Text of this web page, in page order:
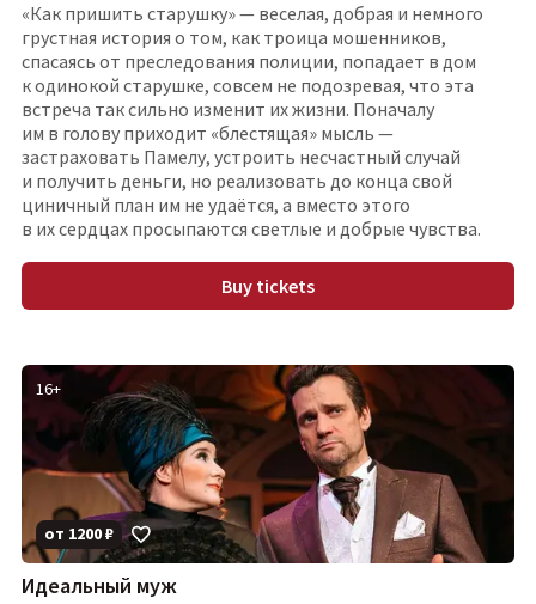
«Как пришить старушку» — веселая, добрая и немного
грустная история о том, как троица мошенников,
спасаясь от преследования полиции, попадает в дом
к одинокой старушке, совсем не подозревая, что эта
встреча так сильно изменит их жизни. Поначалу
им в голову приходит «блестящая» мысль —
застраховать Памелу, устроить несчастный случай
и получить деньги, но реализовать до конца свой
циничный план им не удаётся, а вместо этого
в их сердцах просыпаются светлые и добрые чувства.
Buy tickets
16+
от 1200₽
Идеальный муж